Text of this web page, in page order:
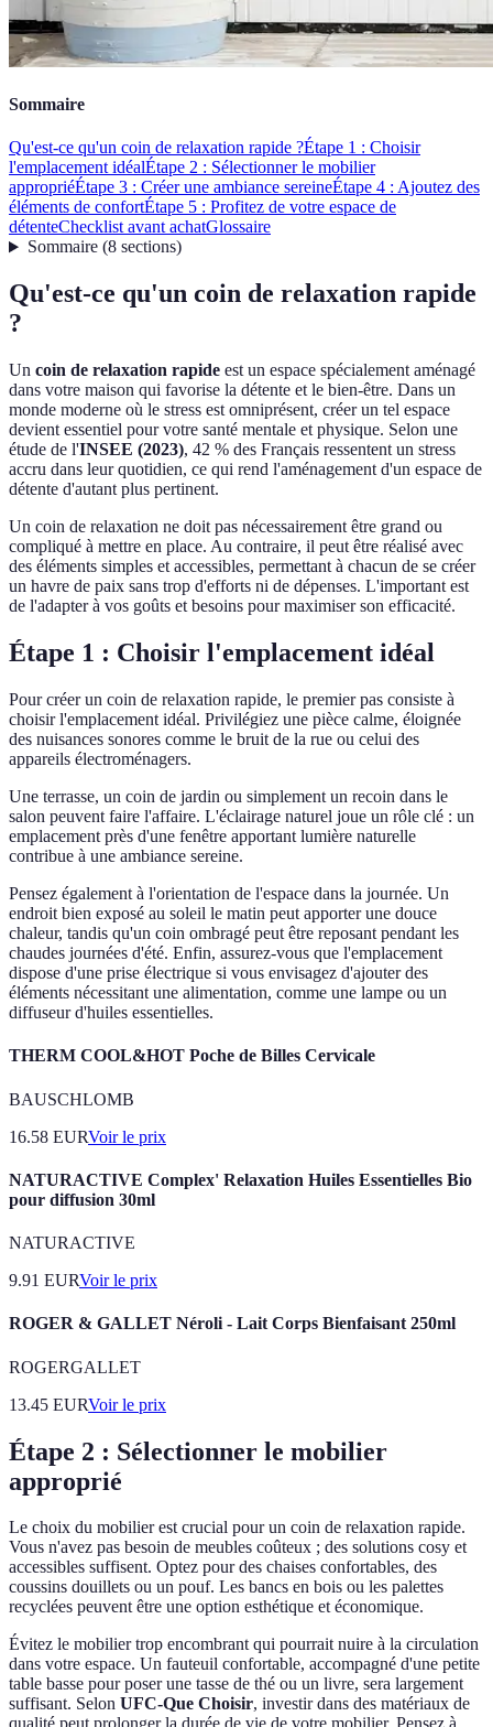
Sommaire
Qu'est-ce qu'un coin de relaxation rapide ?Étape 1 : Choisir
l'emplacement idéalÉtape 2 : Sélectionner le mobilier
appropriéÉtape 3 : Créer une ambiance sereineÉtape 4 : Ajoutez des
éléments de confortÉtape 5 : Profitez de votre espace de
détenteChecklist avant achatGlossaire
Sommaire(8 sections)
Qu'est-ce qu'un coin de relaxation rapide
?
Un coin de relaxation rapide est un espace spécialement aménagé
dans votre maison qui favorise la détente et le bien-être. Dans un
monde moderne où le stress est omniprésent, créer un tel espace
devient essentiel pour votre santé mentale et physique. Selon une
étude de l'INSEE (2023), 42 % des Français ressentent un stress
accru dans leur quotidien, ce qui rend l'aménagement d'un espace de
détente d'autant plus pertinent.
Un coin de relaxation ne doit pas nécessairement être grand ou
compliqué à mettre en place. Au contraire, il peut être réalisé avec
des éléments simples et accessibles, permettant à chacun de se créer
un havre de paix sans trop d'efforts ni de dépenses. L'important est
de l'adapter à vos goûts et besoins pour maximiser son efficacité.
Étape 1 : Choisir l'emplacement idéal
Pour créer un coin de relaxation rapide, le premier pas consiste à
choisir l'emplacement idéal. Privilégiez une pièce calme, éloignée
des nuisances sonores comme le bruit de la rue ou celui des
appareils électroménagers.
Une terrasse, un coin de jardin ou simplement un recoin dans le
salon peuvent faire l'affaire. L'éclairage naturel joue un rôle clé : un
emplacement près d'une fenêtre apportant lumière naturelle
contribue à une ambiance sereine.
Pensez également à l'orientation de l'espace dans la journée. Un
endroit bien exposé au soleil le matin peut apporter une douce
chaleur, tandis qu'un coin ombragé peut être reposant pendant les
chaudes journées d'été. Enfin, assurez-vous que l'emplacement
dispose d'une prise électrique si vous envisagez d'ajouter des
éléments nécessitant une alimentation, comme une lampe ou un
diffuseur d'huiles essentielles.
THERM COOL&HOT Poche de Billes Cervicale
BAUSCHLOMB
16.58 EURVoir le prix
NATURACTIVE Complex' Relaxation Huiles Essentielles Bio
pour diffusion 30ml
NATURACTIVE
9.91 EURVoir le prix
ROGER & GALLET Néroli - Lait Corps Bienfaisant 250ml
ROGERGALLET
13.45 EURVoir le prix
Étape 2 : Sélectionner le mobilier
approprié
Le choix du mobilier est crucial pour un coin de relaxation rapide.
Vous n'avez pas besoin de meubles coûteux ; des solutions cosy et
accessibles suffisent. Optez pour des chaises confortables, des
coussins douillets ou un pouf. Les bancs en bois ou les palettes
recyclées peuvent être une option esthétique et économique.
Évitez le mobilier trop encombrant qui pourrait nuire à la circulation
dans votre espace. Un fauteuil confortable, accompagné d'une petite
table basse pour poser une tasse de thé ou un livre, sera largement
suffisant. Selon UFC-Que Choisir, investir dans des matériaux de